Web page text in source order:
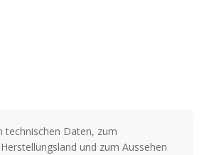
technischen Daten, zum
und zum Aussehen